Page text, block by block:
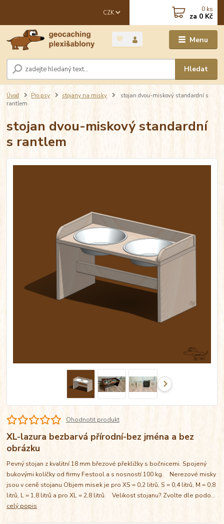
Menu
CZK
Hledat
0 ks
za 0 Kč
Úvod Pro psy stojany na misky
stojan dvou-miskový standardní s
rantlem
stojan dvou-miskový standardní
s rantlem
Ohodnotit produkt
XL-lazura bezbarvá přírodní-bez jména a bez
obrázku
Pevný stojan z kvalitní 18 mm březové překližky s bočnicemi. Spojený
bukovými kolíčky od firmy Festool a s nosností 100 kg. Nerezové misky
jsou v ceně stojanu Objem misek je pro XS = 0,2 litrů, S = 0,4 litrů, M = 0,8
litrů, L = 1,8 litrů a pro XL = 2,8 litrů. Velikost stojanu? Zvolte dle podo...
celý popis